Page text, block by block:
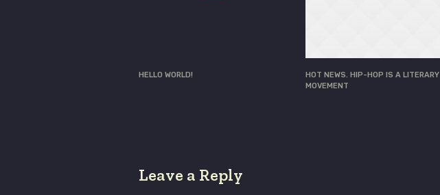
HELLO WORLD!
HOT NEWS. HIP-HOP IS A LITERARY
MOVEMENT
Leave a Reply